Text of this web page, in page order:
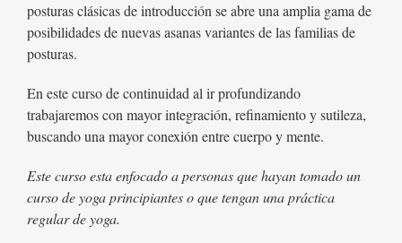
posturas clásicas de introducción se abre una amplia gama de
posibilidades de nuevas asanas variantes de las familias de
posturas.
En este curso de continuidad al ir profundizando
trabajaremos con mayor integración, refinamiento y sutileza,
buscando una mayor conexión entre cuerpo y mente.
Este curso esta enfocado a personas que hayan tomado un
curso de yoga principiantes o que tengan una práctica
regular de yoga.